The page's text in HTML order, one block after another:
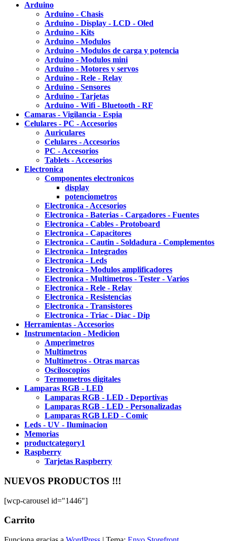
Arduino
Arduino - Chasis
Arduino - Display - LCD - Oled
Arduino - Kits
Arduino - Modulos
Arduino - Modulos de carga y potencia
Arduino - Modulos mini
Arduino - Motores y servos
Arduino - Rele - Relay
Arduino - Sensores
Arduino - Tarjetas
Arduino - Wifi - Bluetooth - RF
Camaras - Vigilancia - Espia
Celulares - PC - Accesorios
Auriculares
Celulares - Accesorios
PC - Accesorios
Tablets - Accesorios
Electronica
Componentes electronicos
display
potenciometros
Electronica - Accesorios
Electronica - Baterias - Cargadores - Fuentes
Electronica - Cables - Protoboard
Electronica - Capacitores
Electronica - Cautin - Soldadura - Complementos
Electronica - Integrados
Electronica - Leds
Electronica - Modulos amplificadores
Electronica - Multimetros - Tester - Varios
Electronica - Rele - Relay
Electronica - Resistencias
Electronica - Transistores
Electronica - Triac - Diac - Dip
Herramientas - Accesorios
Instrumentacion - Medicion
Amperimetros
Multimetros
Multimetros - Otras marcas
Osciloscopios
Termometros digitales
Lamparas RGB - LED
Lamparas RGB - LED - Deportivas
Lamparas RGB - LED - Personalizadas
Lamparas RGB LED - Comic
Leds - UV - Iluminacion
Memorias
productcategory1
Raspberry
Tarjetas Raspberry
NUEVOS PRODUCTOS !!!
[wcp-carousel id="1446"]
Carrito